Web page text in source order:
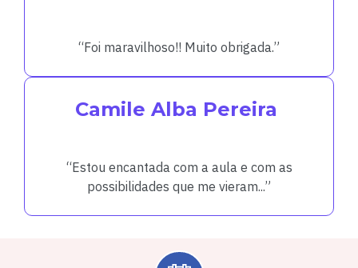
“Foi maravilhoso!! Muito obrigada.”
Camile Alba Pereira
“Estou encantada com a aula e com as
possibilidades que me vieram...️”